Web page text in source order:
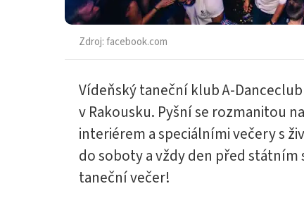
Zdroj:facebook.com
Vídeňský taneční klub A-
v Rakousku. Pyšní se rozmanitou
interiérem a speciálními večery s
do soboty a vždy den před
taneční večer!